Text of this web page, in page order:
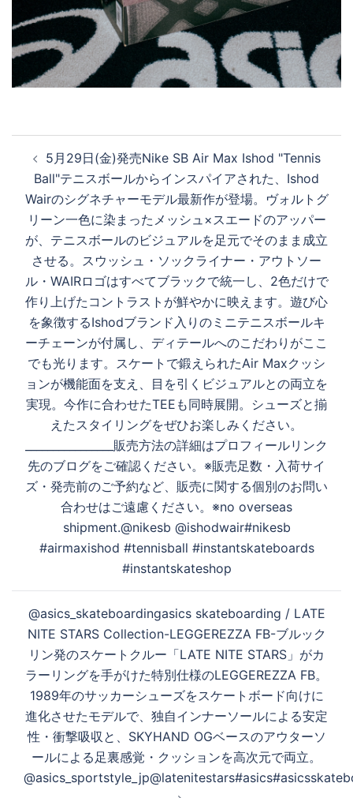
ナ
ビ
ゲ
シ
ョ
ン
5月29日(金)発売Nike SB Air Max Ishod "Tennis
Ball"テニスボールからインスパイアされた、Ishod
Wairのシグネチャーモデル最新作が登場。ヴォルトグ
リーン一色に染まったメッシュ×スエードのアッパー
が、テニスボールのビジュアルを足元でそのまま成立
させる。スウッシュ・ソックライナー・アウトソー
ル・WAIRロゴはすべてブラックで統一し、2色だけで
作り上げたコントラストが鮮やかに映えます。遊び心
を象徴するIshodブランド入りのミニテニスボールキ
ーチェーンが付属し、ディテールへのこだわりがここ
でも光ります。スケートで鍛えられたAir Maxクッシ
ョンが機能面を支え、目を引くビジュアルとの両立を
実現。今作に合わせたTEEも同時展開。シューズと揃
えたスタイリングをぜひお楽しみください。
________________販売方法の詳細はプロフィールリンク
先のブログをご確認ください。※販売足数・入荷サイ
ズ・発売前のご予約など、販売に関する個別のお問い
合わせはご遠慮ください。※no overseas
shipment.@nikesb @ishodwair#nikesb
#airmaxishod #tennisball #instantskateboards
#instantskateshop
@asics_skateboardingasics skateboarding / LATE
NITE STARS Collection-LEGGEREZZA FB-ブルック
リン発のスケートクルー「LATE NITE STARS」がカ
ラーリングを手がけた特別仕様のLEGGEREZZA FB。
1989年のサッカーシューズをスケートボード向けに
進化させたモデルで、独自インナーソールによる安定
性・衝撃吸収と、SKYHAND OGベースのアウターソ
ールによる足裏感覚・クッションを高次元で両立。​​​​​​​​​​​​​​​​